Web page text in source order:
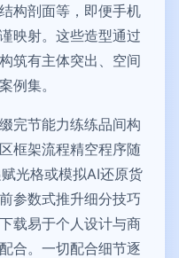
构剖面等，即便手机
映射。这些造型通过
筑有主体突出、空间
例集。
完节能力练练品间构
框架流程精空程序随
光格或模拟AI还原货
参数式推升细分技巧
载易于个人设计与商
合。一切配合细节逐